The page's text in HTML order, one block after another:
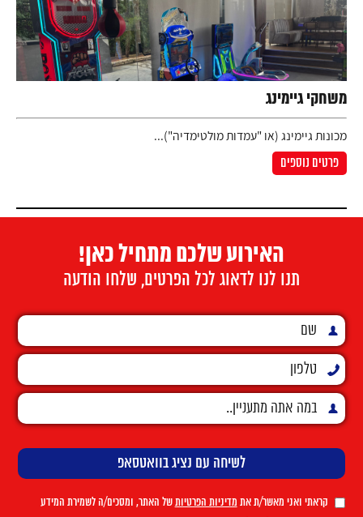
משחקי גיימינג
מכונות גיימינג (או "עמדות מולטימדיה")...
פרטים נוספים
האירוע שלכם מתחיל כאן!
תנו לנו לדאוג לכל הפרטים, שלחו הודעה
קראתי ואני מאשר/ת את מדיניות הפרטיותשל האתר, ומסכים/ה לשמירת המידע